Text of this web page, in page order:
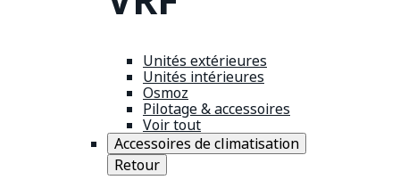
Unités extérieures
Unités intérieures
Osmoz
Pilotage & accessoires
Voir tout
Accessoires de climatisation
Retour